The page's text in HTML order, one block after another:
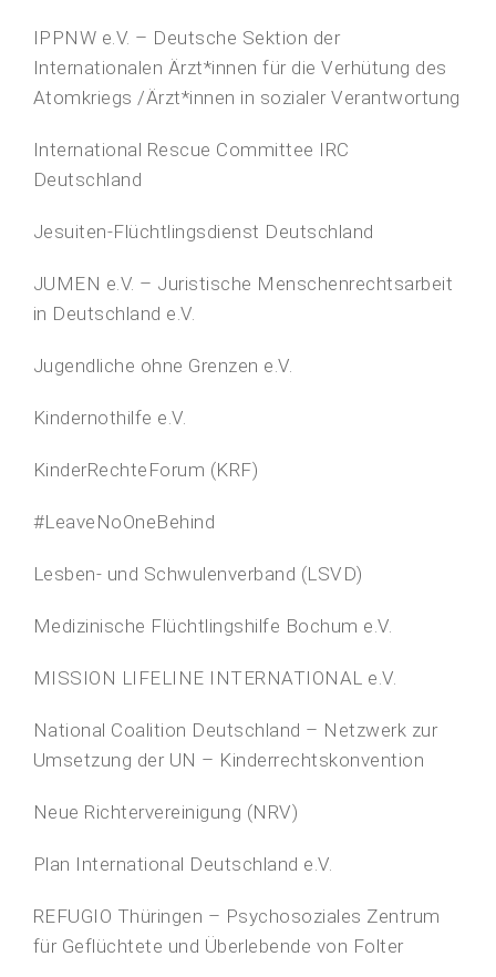
IPPNW e.V. – Deutsche Sektion der
Internationalen Ärzt*innen für die Verhütung des
Atomkriegs /Ärzt*innen in sozialer Verantwortung
International Rescue Committee IRC
Deutschland
Jesuiten-Flüchtlingsdienst Deutschland
JUMEN e.V. – Juristische Menschenrechtsarbeit
in Deutschland e.V.
Jugendliche ohne Grenzen e.V.
Kindernothilfe e.V.
KinderRechteForum (KRF)
#LeaveNoOneBehind
Lesben- und Schwulenverband (LSVD)
Medizinische Flüchtlingshilfe Bochum e.V.
MISSION LIFELINE INTERNATIONAL e.V.
National Coalition Deutschland – Netzwerk zur
Umsetzung der UN – Kinderrechtskonvention
Neue Richtervereinigung (NRV)
Plan International Deutschland e.V.
REFUGIO Thüringen – Psychosoziales Zentrum
für Geflüchtete und Überlebende von Folter